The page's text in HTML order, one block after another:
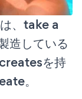
、take a
造している
を持
。